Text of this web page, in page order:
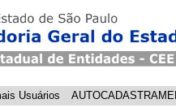
Usuários